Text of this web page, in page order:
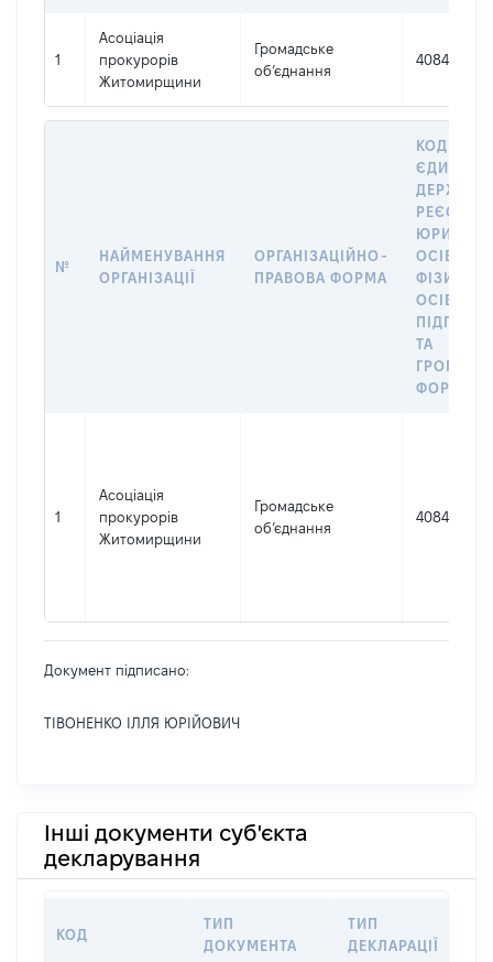
1
Асоціація
прокурорів
Житомирщини
Громадське
об’єднання
40842983
№
НАЙМЕНУВАННЯ
ОРГАНІЗАЦІЇ
ОРГАНІЗАЦІЙНО-
ПРАВОВА ФОРМА
КОД В
РЕЄСТРІ
ОСІБ,
ОСІБ –
ТА
1
Асоціація
прокурорів
Житомирщини
Громадське
об’єднання
40842983
Документ підписано:
ТІВОНЕНКО ІЛЛЯ ЮРІЙОВИЧ
Інші документи суб'єкта
декларування
КОД
ТИП
ДОКУМЕНТА
ТИП
ДЕКЛАРАЦІЇ